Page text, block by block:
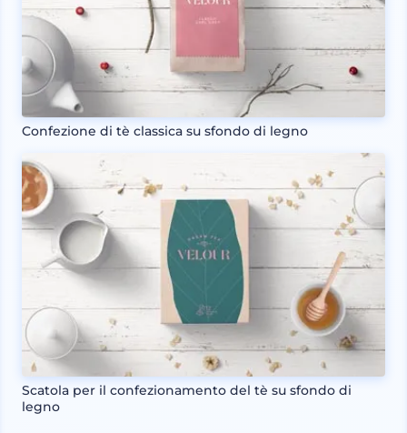
Confezione di tè classica su sfondo di legno
Scatola per il confezionamento del tè su sfondo di
legno